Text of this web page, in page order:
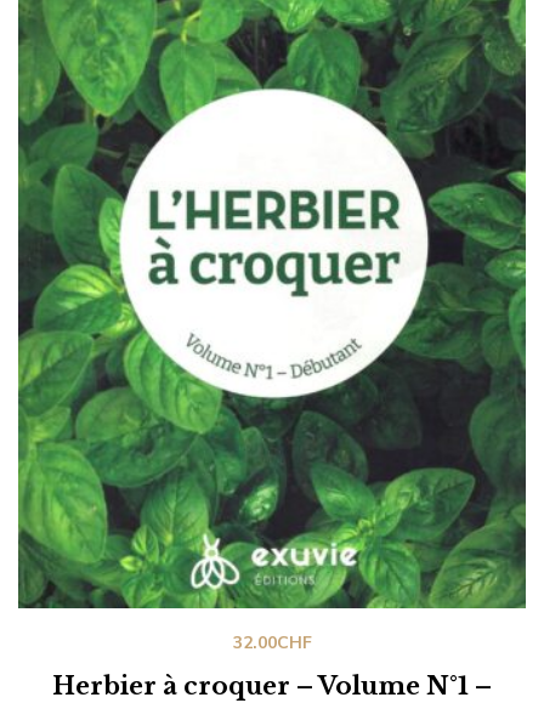
Herbier à croquer – Volume N°1 –
32.00CHF